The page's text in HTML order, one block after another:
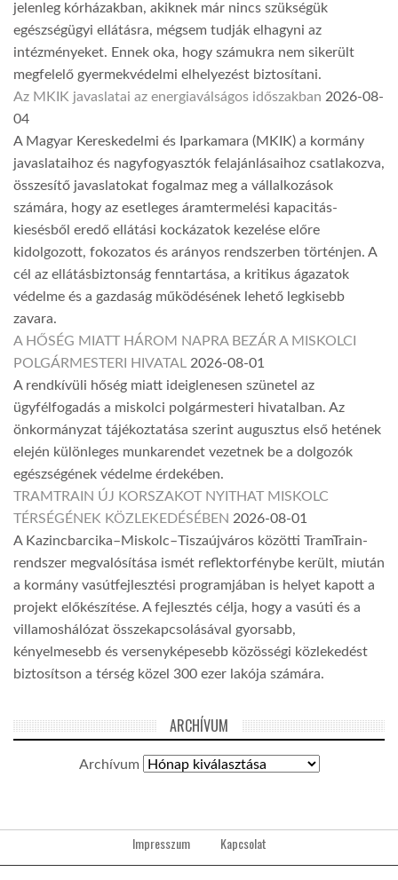
jelenleg kórházakban, akiknek már nincs szükségük
egészségügyi ellátásra, mégsem tudják elhagyni az
intézményeket. Ennek oka, hogy számukra nem sikerült
megfelelő gyermekvédelmi elhelyezést biztosítani.
Az MKIK javaslatai az energiaválságos időszakban 2026-08-
04
A Magyar Kereskedelmi és Iparkamara (MKIK) a kormány
javaslataihoz és nagyfogyasztók felajánlásaihoz csatlakozva,
összesítő javaslatokat fogalmaz meg a vállalkozások
számára, hogy az esetleges áramtermelési kapacitás-
kiesésből eredő ellátási kockázatok kezelése előre
kidolgozott, fokozatos és arányos rendszerben történjen. A
cél az ellátásbiztonság fenntartása, a kritikus ágazatok
védelme és a gazdaság működésének lehető legkisebb
zavara.
A HŐSÉG MIATT HÁROM NAPRA BEZÁR A MISKOLCI
POLGÁRMESTERI HIVATAL 2026-08-01
A rendkívüli hőség miatt ideiglenesen szünetel az
ügyfélfogadás a miskolci polgármesteri hivatalban. Az
önkormányzat tájékoztatása szerint augusztus első hetének
elején különleges munkarendet vezetnek be a dolgozók
egészségének védelme érdekében.
TRAMTRAIN ÚJ KORSZAKOT NYITHAT MISKOLC
TÉRSÉGÉNEK KÖZLEKEDÉSÉBEN 2026-08-01
A Kazincbarcika–Miskolc–Tiszaújváros közötti TramTrain-
rendszer megvalósítása ismét reflektorfénybe került, miután
a kormány vasútfejlesztési programjában is helyet kapott a
projekt előkészítése. A fejlesztés célja, hogy a vasúti és a
villamoshálózat összekapcsolásával gyorsabb,
kényelmesebb és versenyképesebb közösségi közlekedést
biztosítson a térség közel 300 ezer lakója számára.
ARCHÍVUM
Archívum
Impresszum Kapcsolat